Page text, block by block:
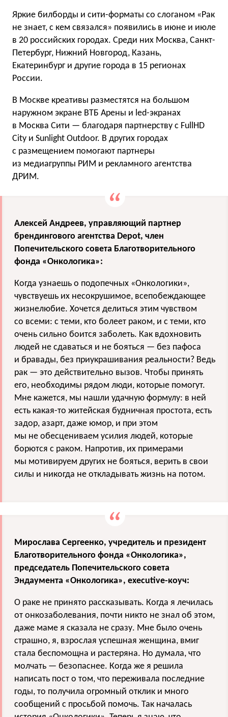
Яркие билборды и сити-форматы со слоганом «Рак
не знает, с кем связался» появились в июне и июле
в 20 российских городах. Среди них Москва, Санкт-
Петербург, Нижний Новгород, Казань,
Екатеринбург и другие города в 15 регионах
России.
В Москве креативы разместятся на большом
наружном экране ВТБ Арены и led-экранах
в Москва Сити — благодаря партнерству с FullHD
City и Sunlight Outdoor. В других городах
с размещением помогают партнеры
из медиагруппы РИМ и рекламного агентства
ДРИМ.
Алексей Андреев, управляющий партнер
брендингового агентства Depot, член
Попечительского совета Благотворительного
фонда «Онкологика»:
Когда узнаешь о подопечных «Онкологики»,
чувствуешь их несокрушимое, всепобеждающее
жизнелюбие. Хочется делиться этим чувством
со всеми: с теми, кто болеет раком, и с теми, кто
очень сильно боится заболеть. Как вдохновить
людей не сдаваться и не бояться — без пафоса
и бравады, без приукрашивания реальности? Ведь
рак — это действительно вызов. Чтобы принять
его, необходимы рядом люди, которые помогут.
Мне кажется, мы нашли удачную формулу: в ней
есть какая-то житейская будничная простота, есть
задор, азарт, даже юмор, и при этом
мы не обесцениваем усилия людей, которые
борются с раком. Напротив, их примерами
мы мотивируем других не бояться, верить в свои
силы и никогда не откладывать жизнь на потом.
Мирослава Сергеенко, учредитель и президент
Благотворительного фонда «Онкологика»,
председатель Попечительского совета
Эндаумента «Онкологика», executive-коуч:
О раке не принято рассказывать. Когда я лечилась
от онкозаболевания, почти никто не знал об этом,
даже маме я сказала не сразу. Мне было очень
страшно, я, взрослая успешная женщина, вмиг
стала беспомощна и растеряна. Но думала, что
молчать — безопаснее. Когда же я решила
написать пост о том, что переживала последние
годы, то получила огромный отклик и много
сообщений с просьбой помочь. Так началась